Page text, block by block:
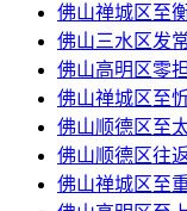
佛山禅城区至
佛山三水区发
佛山高明区零
佛山禅城区至
佛山顺德区至
佛山顺德区往
佛山禅城区至